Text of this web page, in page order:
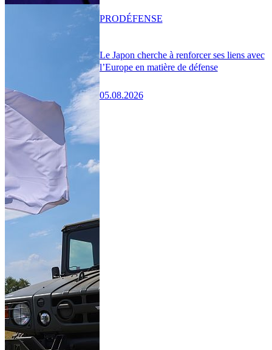
Le Japon cherche à renforcer ses liens avec
l’Europe en matière de défense
05.08.2026
PRODÉFENSE